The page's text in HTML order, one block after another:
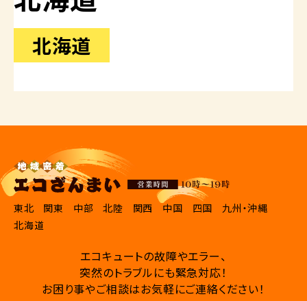
北海道
東北 関東 中部 北陸 関西 中国 四国
九州・沖縄
北海道
エコキュートの故障やエラー、
突然のトラブルにも緊急対応！
お困り事やご相談はお気軽にご連絡ください！